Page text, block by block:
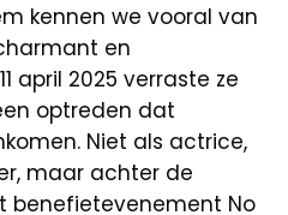
kennen we vooral van
en
april 2025 verraste ze
optreden dat
Niet als actrice,
maar achter de
benefietevenement No